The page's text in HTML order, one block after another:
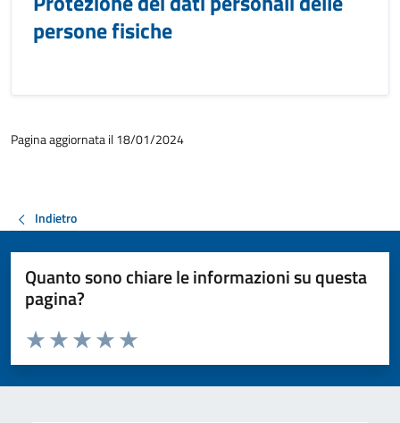
persone fisiche
Pagina aggiornata il 18/01/2024
Indietro
Quanto sono chiare le informazioni su questa
pagina?
Valuta da 1 a 5 stelle la pagina
Valuta 5 stelle su 5
Valuta 4 stelle su 5
Valuta 3 stelle su 5
Valuta 2 stelle su 5
Valuta 1 stelle su 5